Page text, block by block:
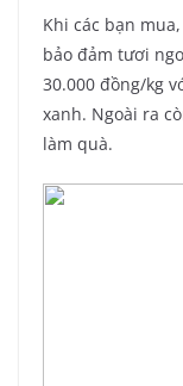
Khi các bạn
bảo đảm tươi
30.000 đồng/kg
xanh. Ngoài ra
làm quà.